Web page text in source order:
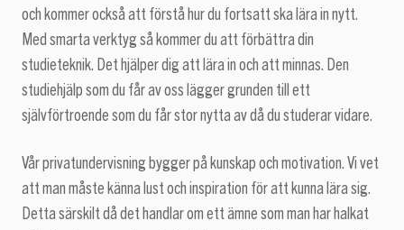
och kommer också att förstå hur du fortsatt ska lära in nytt.
Med smarta verktyg så kommer du att förbättra din
studieteknik. Det hjälper dig att lära in och att minnas. Den
studiehjälp som du får av oss lägger grunden till ett
självförtroende som du får stor nytta av då du studerar vidare.
Vår privatundervisning bygger på kunskap och motivation. Vi vet
att man måste känna lust och inspiration för att kunna lära sig.
Detta särskilt då det handlar om ett ämne som man har halkat